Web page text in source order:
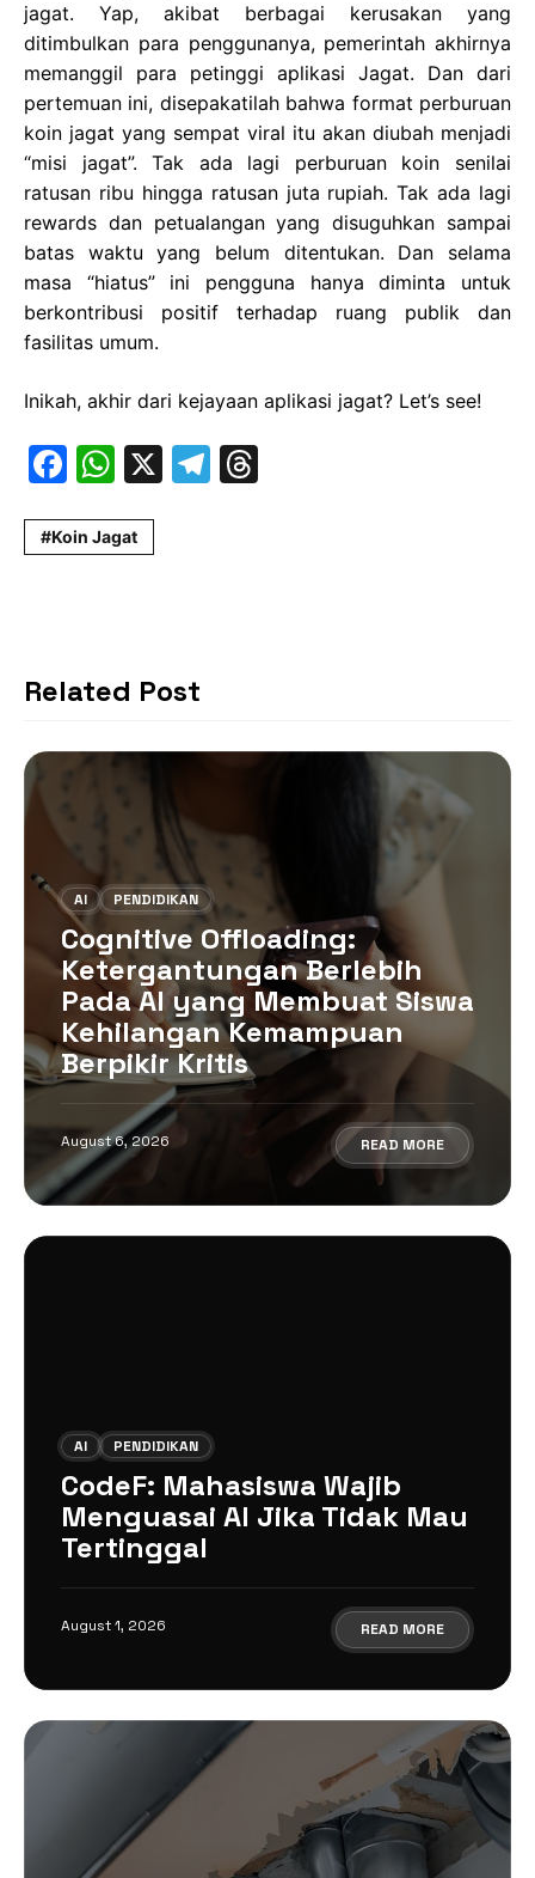
jagat. Yap, akibat berbagai kerusakan yang
ditimbulkan para penggunanya, pemerintah akhirnya
memanggil para petinggi aplikasi Jagat. Dan dari
pertemuan ini, disepakatilah bahwa format perburuan
koin jagat yang sempat viral itu akan diubah menjadi
“misi jagat”. Tak ada lagi perburuan koin senilai
ratusan ribu hingga ratusan juta rupiah. Tak ada lagi
rewards dan petualangan yang disuguhkan sampai
batas waktu yang belum ditentukan. Dan selama
masa “hiatus” ini pengguna hanya diminta untuk
berkontribusi positif terhadap ruang publik dan
fasilitas umum.
Inikah, akhir dari kejayaan aplikasi jagat? Let’s see!
F
c
o
W
at
p
X
T
Koin Jagat
Related Post
AI PENDIDIKAN
Cognitive Offloading:
Ketergantungan Berlebih
Pada AI yang Membuat Siswa
Kehilangan Kemampuan
Berpikir Kritis
August 6, 2026 READ MORE
AI PENDIDIKAN
CodeF: Mahasiswa Wajib
Menguasai AI Jika Tidak Mau
Tertinggal
August 1, 2026 READ MORE